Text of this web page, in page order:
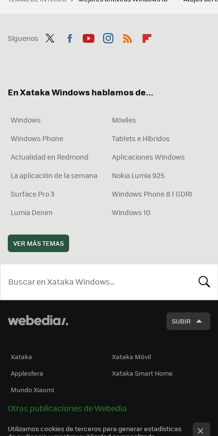
Síguenos
En Xataka Windows hablamos de...
Windows
Móviles
Windows Phone
Tablets e Híbridos
Actualidad en Redmond
Aplicaciones Windows
La aplicación de la semana
Nokia Lumia 925
Surface Pro 3
Windows Phone 8.1 GDR1
Lumia Denim
Windows 10
VER MÁS TEMAS
SUBIR
Xataka
Xataka Móvil
Applesfera
Xataka Smart Home
Mundo Xiaomi
Otras publicaciones de Webedia
Utilizamos cookies de terceros para generar estadísticas